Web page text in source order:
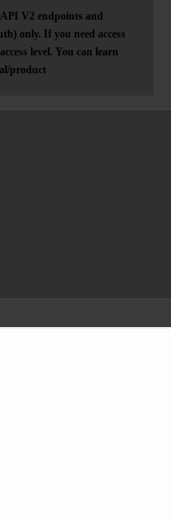
V2 endpoints and
only. If you need access
level. You can learn
product